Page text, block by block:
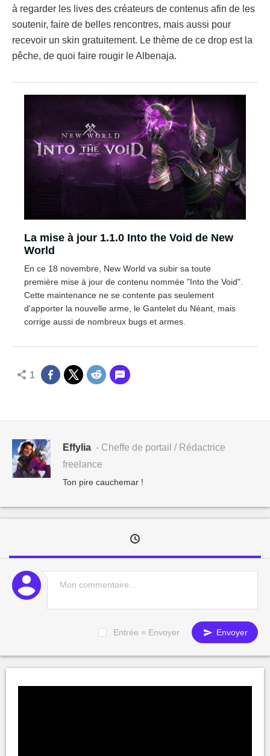
à regarder les lives des créateurs de contenus afin de les
soutenir, faire de belles rencontres, mais aussi pour
recevoir un skin gratuitement. Le thème de ce drop est la
pêche, de quoi faire rougir le Albenaja.
La mise à jour 1.1.0 Into the Void de New
World
En ce 18 novembre, New World va subir sa toute
première mise à jour de contenu nommée "Into the Void".
Cette maintenance ne se contente pas seulement
d'apporter la nouvelle arme, le Gantelet du Néant, mais
corrige aussi de nombreux bugs et armes.
1
Effylia - Cheffe de portail / Rédactrice
freelance
Ton pire cauchemar !
Entrée = Envoyer Envoyer